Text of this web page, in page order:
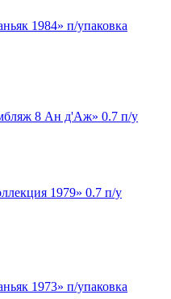
1984» п/упаковка
8 Ан д'Аж» 0.7 п/у
1979» 0.7 п/у
1973» п/упаковка